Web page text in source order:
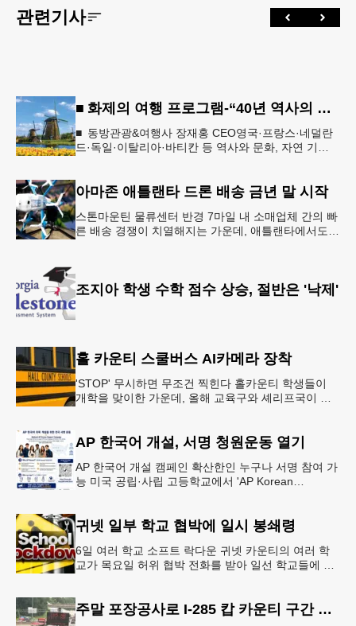
관련기사
■ 화제의 여행 프로그램-“40년 역사의 신뢰… 서유럽 8개국 13일 대장정”
■ 동방관광&여행사 장재홍 CEO영국·프랑스·네덜란
드·독일·이탈리아·바티칸 등 역사와 문화, 자연 기
아마존 애틀랜타 드론 배송 금년 말 시작
스톤마운틴 물류센터 반경 7마일 내 소매업체 간의 빠
른 배송 경쟁이 치열해지는 가운데, 애틀랜타에서도
조지아 학생 수학 점수 상승, 절반은 '낙제'
홀 카운티 스쿨버스 AI카메라 장착
'STOP' 무시하면 무조건 찍힌다 홀카운티 학생들이
개학을 맞이한 가운데, 올해 교육구와 셰리프국이 학
AP 한국어 개설, 서명 청원운동 열기
AP 한국어 개설 캠페인 확산한인 누구나 서명 참여 가
능 미국 공립·사립 고등학교에서 'AP Korean
귀넷 일부 학교 협박에 일시 봉쇄령
6일 여러 학교 소프트 락다운 귀넷 카운티의 여러 학
교가 목요일 허위 협박 전화를 받아 일선 학교들에 일
주말 포장공사로 I-285 캅 카운티 구간 통행금지